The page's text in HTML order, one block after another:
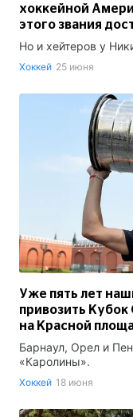
хоккейной
этого звания
Но и хейтеров у
Хоккей 25 июня
Уже пять лет
привозить
на Красной
Барнаул, Орел и
«Каролины».
Хоккей 18 июня